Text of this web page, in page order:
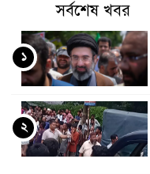
সর্বশেষ খবর
১
২